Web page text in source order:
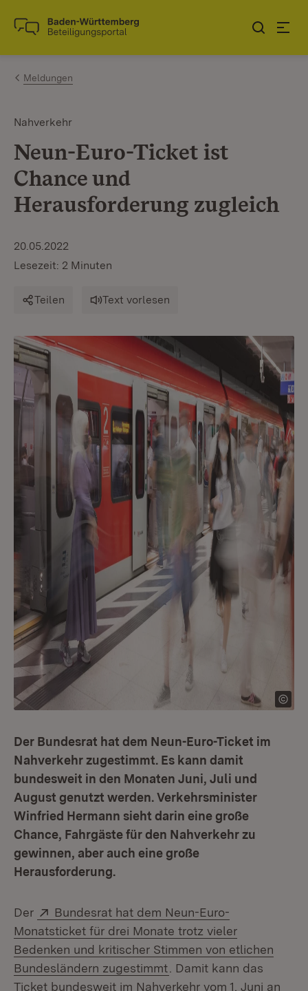
Zum Inhalt springen
Link zur Startseite
Meldungen
Nahverkehr
Neun-Euro-Ticket ist
Chance und
Herausforderung zugleich
20.05.2022
Lesezeit: 2 Minuten
Teilen Text vorlesen
Der Bundesrat hat dem Neun-Euro-Ticket im
Nahverkehr zugestimmt. Es kann damit
bundesweit in den Monaten Juni, Juli und
August genutzt werden. Verkehrsminister
Winfried Hermann sieht darin eine große
Chance, Fahrgäste für den Nahverkehr zu
gewinnen, aber auch eine große
Herausforderung.
Der Extern:
Bundesrat hat dem Neun-Euro-
Monatsticket für drei Monate trotz vieler
Bedenken und kritischer Stimmen von etlichen
Bundesländern zugestimmt (Öffnet in neuem
. Damit kann das
Ticket bundesweit im Nahverkehr vom 1. Juni an